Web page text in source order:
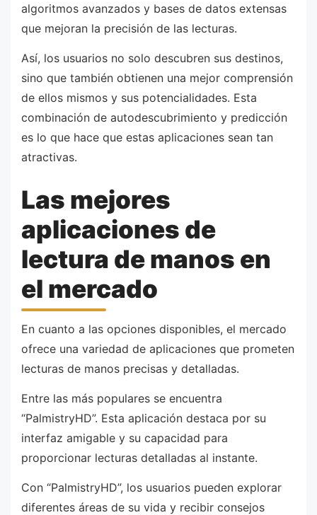
algoritmos avanzados y bases de datos extensas
que mejoran la precisión de las lecturas.
Así, los usuarios no solo descubren sus destinos,
sino que también obtienen una mejor comprensión
de ellos mismos y sus potencialidades. Esta
combinación de autodescubrimiento y predicción
es lo que hace que estas aplicaciones sean tan
atractivas.
Las mejores
aplicaciones de
lectura de manos en
el mercado
En cuanto a las opciones disponibles, el mercado
ofrece una variedad de aplicaciones que prometen
lecturas de manos precisas y detalladas.
Entre las más populares se encuentra
“PalmistryHD”. Esta aplicación destaca por su
interfaz amigable y su capacidad para
proporcionar lecturas detalladas al instante.
Con “PalmistryHD”, los usuarios pueden explorar
diferentes áreas de su vida y recibir consejos